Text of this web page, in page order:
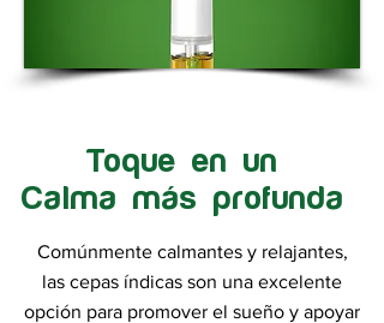
Toque en un
Calma más profunda
Comúnmente calmantes y relajantes,
las cepas índicas son una excelente
opción para promover el sueño y apoyar